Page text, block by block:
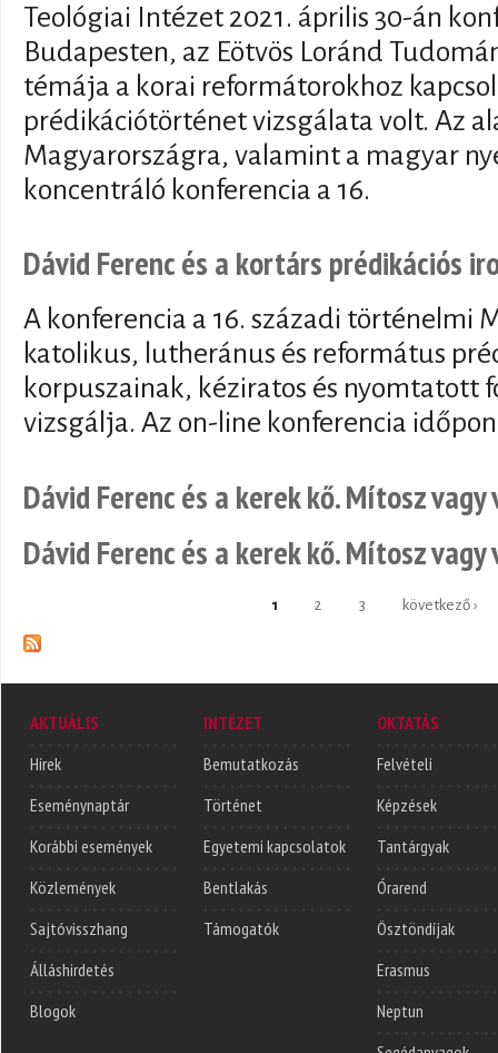
Teológiai Intézet 2021. április 30-án
Budapesten, az Eötvös Loránd
témája a korai reformátorokhoz
prédikációtörténet vizsgálata volt. Az
Magyarországra, valamint a magyar
koncentráló konferencia a 16.
Dávid Ferenc és a kortárs prédikációs
A konferencia a 16. századi történelmi
katolikus, lutheránus és református
korpuszainak, kéziratos és nyomtatott
vizsgálja. Az on-line konferencia
Dávid Ferenc és a kerek kő. Mítosz vagy
Dávid Ferenc és a kerek kő. Mítosz vagy
1 2 3 következő ›
AKTUÁLIS
Hírek
Eseménynaptár
Korábbi események
Közlemények
Sajtóvisszhang
Álláshirdetés
Blogok
INTÉZET
Bemutatkozás
Történet
Egyetemi kapcsolatok
Bentlakás
Támogatók
OKTATÁS
Felvételi
Képzések
Tantárgyak
Órarend
Ösztöndíjak
Erasmus
Neptun